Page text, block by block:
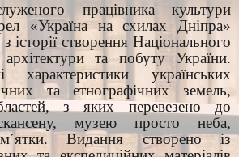
працівника культури
«Україна на схилах Дніпра»
історії створення Національного
та побуту України.
характеристики українських
та етнографічних земель,
з яких перевезено до
музею просто неба,
Видання створено із